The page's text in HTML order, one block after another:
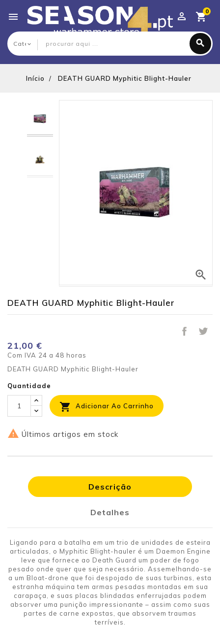
0

Início DEATH GUARD Myphitic Blight-Hauler

DEATH GUARD Myphitic Blight-Hauler
21,00 €
Com IVA 24 a 48 horas
DEATH GUARD Myphitic Blight-Hauler
Quantidade
 Adicionar Ao Carrinho
 Últimos artigos em stock
Descrição
Detalhes
Ligando para a batalha em um trio de unidades de esteira
articuladas, o Myphitic Blight-hauler é um Daemon Engine
leve que fornece ao Death Guard um poder de fogo
pesado onde quer que seja necessário. Assemelhando-se
a um Bloat-drone que foi despojado de suas turbinas, esta
estranha máquina tem armas pesadas montadas em sua
carapaça, e suas placas blindadas enferrujadas podem
absorver uma punição impressionante – assim como suas
partes de carne expostas, que absorvem traumas
terríveis.